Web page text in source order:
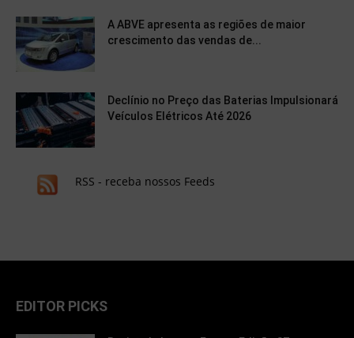
A ABVE apresenta as regiões de maior
crescimento das vendas de...
Declínio no Preço das Baterias Impulsionará
Veículos Elétricos Até 2026
RSS - receba nossos Feeds
EDITOR PICKS